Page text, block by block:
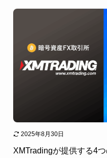
2025年8月30日
XMTradingが提供する4